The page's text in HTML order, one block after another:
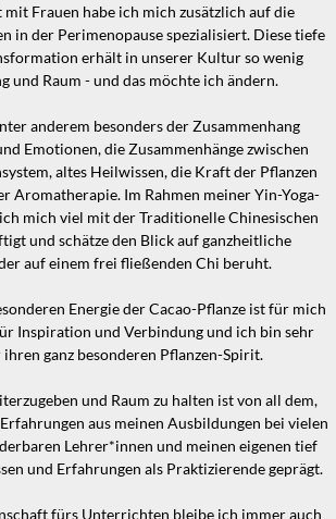
Frauen habe ich mich zusätzlich auf die
in der Perimenopause spezialisiert. Diese tiefe
erhält in unserer Kultur so wenig
und Raum - und das möchte ich ändern.
anderem besonders der Zusammenhang
Emotionen, die Zusammenhänge zwischen
altes Heilwissen, die Kraft der Pflanzen
Aromatherapie. Im Rahmen meiner Yin-Yoga-
mich viel mit der Traditionelle Chinesischen
und schätze den Blick auf ganzheitliche
auf einem frei fließenden Chi beruht.
Energie der Cacao-Pflanze ist für mich
Inspiration und Verbindung und ich bin sehr
ganz besonderen Pflanzen-Spirit.
und Raum zu halten ist von all dem,
aus meinen Ausbildungen bei vielen
Lehrer*innen und meinen eigenen tief
und Erfahrungen als Praktizierende geprägt.
fürs Unterrichten bleibe ich immer auch